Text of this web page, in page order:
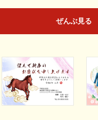
ぜんぶ見る